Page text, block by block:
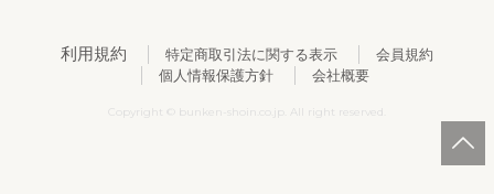
利用規約 特定商取引法に関する表示
会員規約
個人情報保護方針
会社概要
Copyright © bunken-shoin.co.jp. All right reserved.